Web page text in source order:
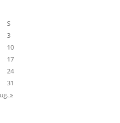
S
3
10
17
24
31
»